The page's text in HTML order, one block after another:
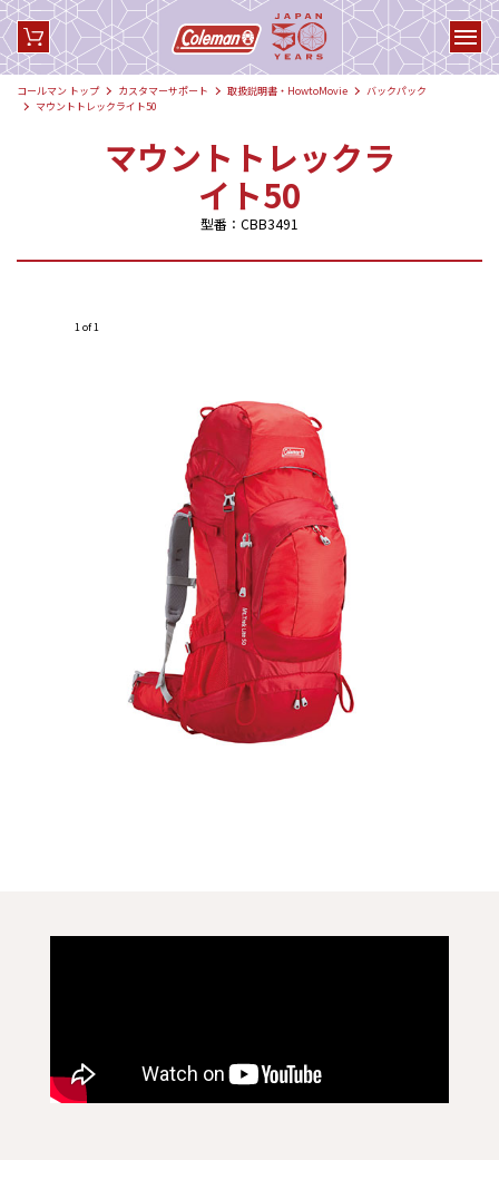
コールマン トップ カスタマーサポート 取扱説明書・HowtoMovie
バックパック
マウントトレックライト50
マウントトレックラ
イト50
型番：CBB3491
1 of 1